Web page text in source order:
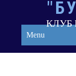
КЛУБ
Menu